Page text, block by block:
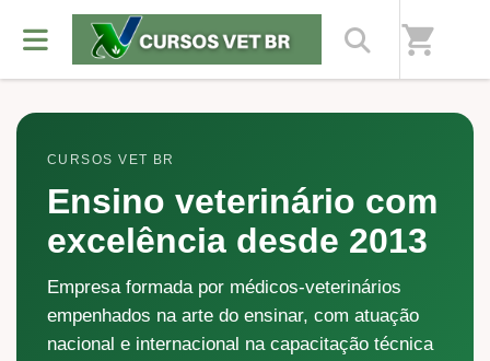
shopping_cart
Home
CURSOS VET BR - Cursos de Medicina Veterinária Online e
Presenciais.
CURSOS VET BR
Ensino veterinário com
excelência desde 2013
Empresa formada por médicos-veterinários
empenhados na arte do ensinar, com atuação
nacional e internacional na capacitação técnica